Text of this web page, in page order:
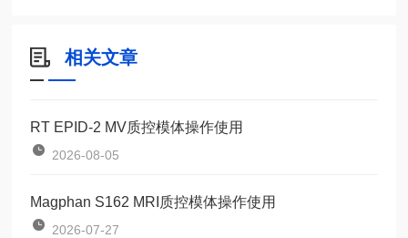
相关文章
RT EPID-2 MV质控模体操作使用
2026-08-05
Magphan S162 MRI质控模体操作使用
2026-07-27